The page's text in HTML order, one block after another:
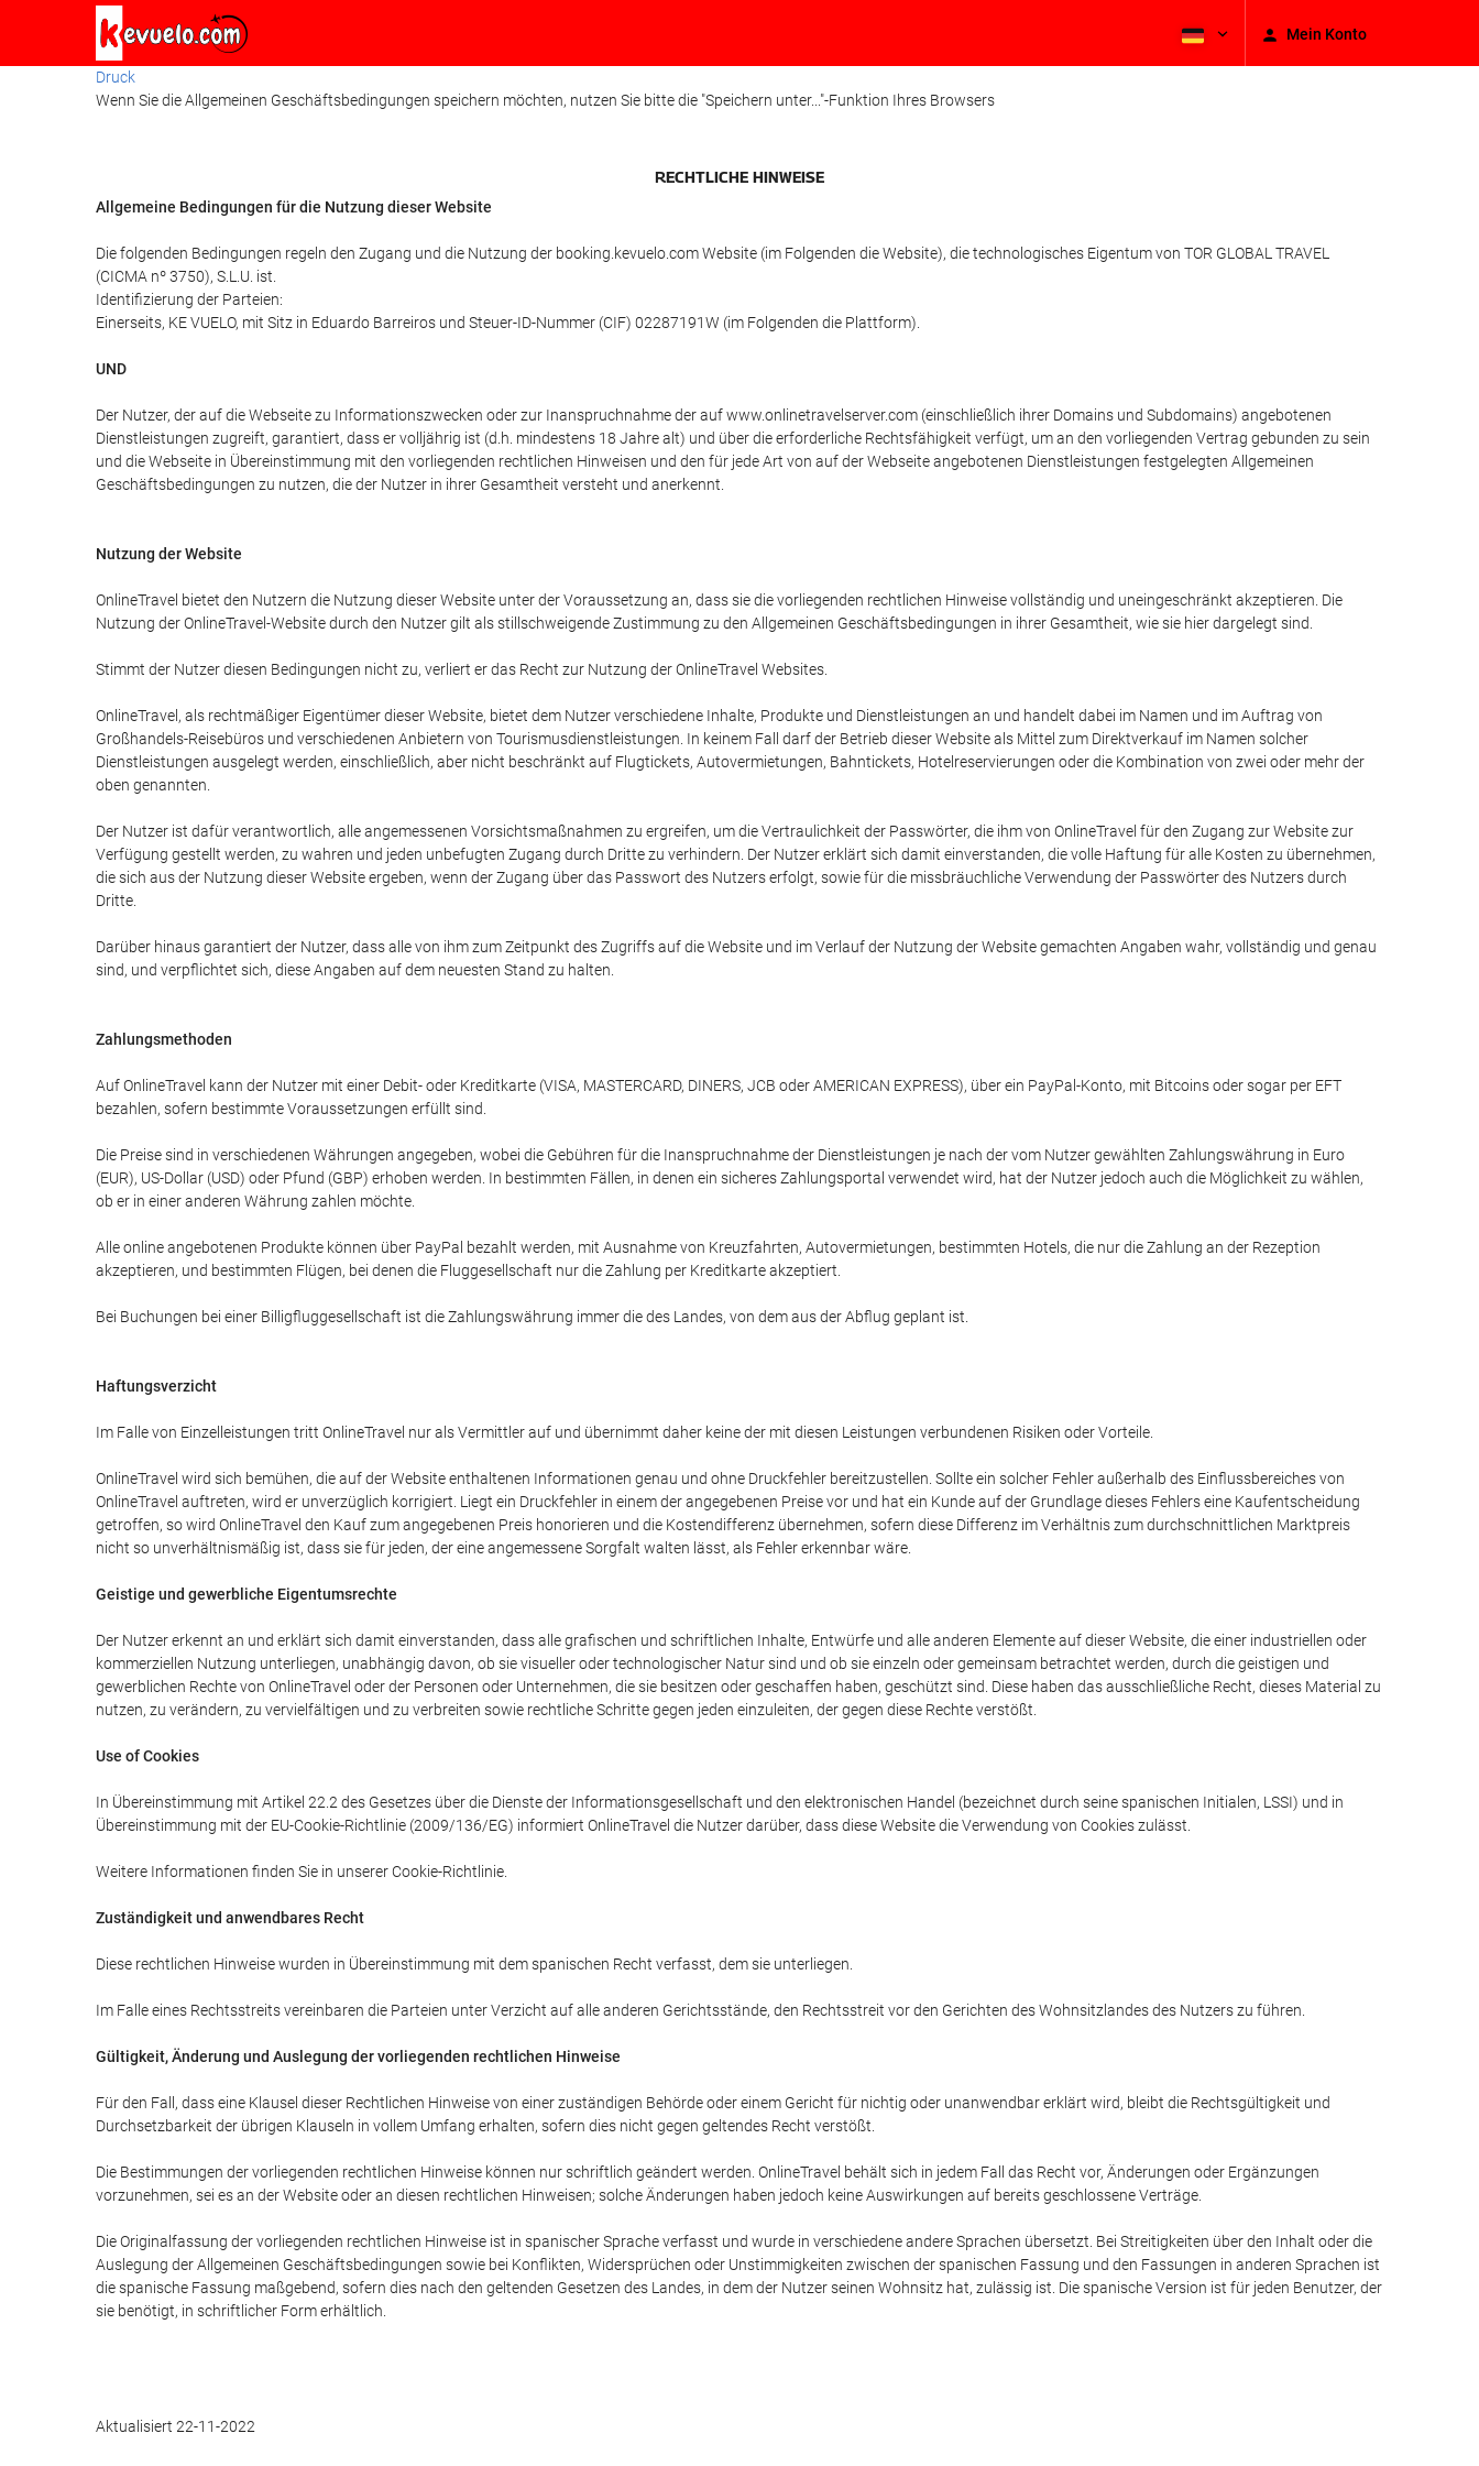
Mein Konto
Druck
Wenn Sie die Allgemeinen Geschäftsbedingungen speichern möchten, nutzen Sie bitte die "Speichern unter..."-Funktion Ihres Browsers
RECHTLICHE HINWEISE
Allgemeine Bedingungen für die Nutzung dieser Website
Die folgenden Bedingungen regeln den Zugang und die Nutzung der booking.kevuelo.com Website (im Folgenden die Website), die technologisches Eigentum von TOR GLOBAL TRAVEL
(CICMA nº 3750), S.L.U. ist.
Identifizierung der Parteien:
Einerseits, KE VUELO, mit Sitz in Eduardo Barreiros und Steuer-ID-Nummer (CIF) 02287191W (im Folgenden die Plattform).
UND
Der Nutzer, der auf die Webseite zu Informationszwecken oder zur Inanspruchnahme der auf www.onlinetravelserver.com (einschließlich ihrer Domains und Subdomains) angebotenen
Dienstleistungen zugreift, garantiert, dass er volljährig ist (d.h. mindestens 18 Jahre alt) und über die erforderliche Rechtsfähigkeit verfügt, um an den vorliegenden Vertrag gebunden zu sein
und die Webseite in Übereinstimmung mit den vorliegenden rechtlichen Hinweisen und den für jede Art von auf der Webseite angebotenen Dienstleistungen festgelegten Allgemeinen
Geschäftsbedingungen zu nutzen, die der Nutzer in ihrer Gesamtheit versteht und anerkennt.
Nutzung der Website
OnlineTravel bietet den Nutzern die Nutzung dieser Website unter der Voraussetzung an, dass sie die vorliegenden rechtlichen Hinweise vollständig und uneingeschränkt akzeptieren. Die
Nutzung der OnlineTravel-Website durch den Nutzer gilt als stillschweigende Zustimmung zu den Allgemeinen Geschäftsbedingungen in ihrer Gesamtheit, wie sie hier dargelegt sind.
Stimmt der Nutzer diesen Bedingungen nicht zu, verliert er das Recht zur Nutzung der OnlineTravel Websites.
OnlineTravel, als rechtmäßiger Eigentümer dieser Website, bietet dem Nutzer verschiedene Inhalte, Produkte und Dienstleistungen an und handelt dabei im Namen und im Auftrag von
Großhandels-Reisebüros und verschiedenen Anbietern von Tourismusdienstleistungen. In keinem Fall darf der Betrieb dieser Website als Mittel zum Direktverkauf im Namen solcher
Dienstleistungen ausgelegt werden, einschließlich, aber nicht beschränkt auf Flugtickets, Autovermietungen, Bahntickets, Hotelreservierungen oder die Kombination von zwei oder mehr der
oben genannten.
Der Nutzer ist dafür verantwortlich, alle angemessenen Vorsichtsmaßnahmen zu ergreifen, um die Vertraulichkeit der Passwörter, die ihm von OnlineTravel für den Zugang zur Website zur
Verfügung gestellt werden, zu wahren und jeden unbefugten Zugang durch Dritte zu verhindern. Der Nutzer erklärt sich damit einverstanden, die volle Haftung für alle Kosten zu übernehmen,
die sich aus der Nutzung dieser Website ergeben, wenn der Zugang über das Passwort des Nutzers erfolgt, sowie für die missbräuchliche Verwendung der Passwörter des Nutzers durch
Dritte.
Darüber hinaus garantiert der Nutzer, dass alle von ihm zum Zeitpunkt des Zugriffs auf die Website und im Verlauf der Nutzung der Website gemachten Angaben wahr, vollständig und genau
sind, und verpflichtet sich, diese Angaben auf dem neuesten Stand zu halten.
Zahlungsmethoden
Auf OnlineTravel kann der Nutzer mit einer Debit- oder Kreditkarte (VISA, MASTERCARD, DINERS, JCB oder AMERICAN EXPRESS), über ein PayPal-Konto, mit Bitcoins oder sogar per EFT
bezahlen, sofern bestimmte Voraussetzungen erfüllt sind.
Die Preise sind in verschiedenen Währungen angegeben, wobei die Gebühren für die Inanspruchnahme der Dienstleistungen je nach der vom Nutzer gewählten Zahlungswährung in Euro
(EUR), US-Dollar (USD) oder Pfund (GBP) erhoben werden. In bestimmten Fällen, in denen ein sicheres Zahlungsportal verwendet wird, hat der Nutzer jedoch auch die Möglichkeit zu wählen,
ob er in einer anderen Währung zahlen möchte.
Alle online angebotenen Produkte können über PayPal bezahlt werden, mit Ausnahme von Kreuzfahrten, Autovermietungen, bestimmten Hotels, die nur die Zahlung an der Rezeption
akzeptieren, und bestimmten Flügen, bei denen die Fluggesellschaft nur die Zahlung per Kreditkarte akzeptiert.
Bei Buchungen bei einer Billigfluggesellschaft ist die Zahlungswährung immer die des Landes, von dem aus der Abflug geplant ist.
Haftungsverzicht
Im Falle von Einzelleistungen tritt OnlineTravel nur als Vermittler auf und übernimmt daher keine der mit diesen Leistungen verbundenen Risiken oder Vorteile.
OnlineTravel wird sich bemühen, die auf der Website enthaltenen Informationen genau und ohne Druckfehler bereitzustellen. Sollte ein solcher Fehler außerhalb des Einflussbereiches von
OnlineTravel auftreten, wird er unverzüglich korrigiert. Liegt ein Druckfehler in einem der angegebenen Preise vor und hat ein Kunde auf der Grundlage dieses Fehlers eine Kaufentscheidung
getroffen, so wird OnlineTravel den Kauf zum angegebenen Preis honorieren und die Kostendifferenz übernehmen, sofern diese Differenz im Verhältnis zum durchschnittlichen Marktpreis
nicht so unverhältnismäßig ist, dass sie für jeden, der eine angemessene Sorgfalt walten lässt, als Fehler erkennbar wäre.
Geistige und gewerbliche Eigentumsrechte
Der Nutzer erkennt an und erklärt sich damit einverstanden, dass alle grafischen und schriftlichen Inhalte, Entwürfe und alle anderen Elemente auf dieser Website, die einer industriellen oder
kommerziellen Nutzung unterliegen, unabhängig davon, ob sie visueller oder technologischer Natur sind und ob sie einzeln oder gemeinsam betrachtet werden, durch die geistigen und
gewerblichen Rechte von OnlineTravel oder der Personen oder Unternehmen, die sie besitzen oder geschaffen haben, geschützt sind. Diese haben das ausschließliche Recht, dieses Material zu
nutzen, zu verändern, zu vervielfältigen und zu verbreiten sowie rechtliche Schritte gegen jeden einzuleiten, der gegen diese Rechte verstößt.
Use of Cookies
In Übereinstimmung mit Artikel 22.2 des Gesetzes über die Dienste der Informationsgesellschaft und den elektronischen Handel (bezeichnet durch seine spanischen Initialen, LSSI) und in
Übereinstimmung mit der EU-Cookie-Richtlinie (2009/136/EG) informiert OnlineTravel die Nutzer darüber, dass diese Website die Verwendung von Cookies zulässt.
Weitere Informationen finden Sie in unserer Cookie-Richtlinie.
Zuständigkeit und anwendbares Recht
Diese rechtlichen Hinweise wurden in Übereinstimmung mit dem spanischen Recht verfasst, dem sie unterliegen.
Im Falle eines Rechtsstreits vereinbaren die Parteien unter Verzicht auf alle anderen Gerichtsstände, den Rechtsstreit vor den Gerichten des Wohnsitzlandes des Nutzers zu führen.
Gültigkeit, Änderung und Auslegung der vorliegenden rechtlichen Hinweise
Für den Fall, dass eine Klausel dieser Rechtlichen Hinweise von einer zuständigen Behörde oder einem Gericht für nichtig oder unanwendbar erklärt wird, bleibt die Rechtsgültigkeit und
Durchsetzbarkeit der übrigen Klauseln in vollem Umfang erhalten, sofern dies nicht gegen geltendes Recht verstößt.
Die Bestimmungen der vorliegenden rechtlichen Hinweise können nur schriftlich geändert werden. OnlineTravel behält sich in jedem Fall das Recht vor, Änderungen oder Ergänzungen
vorzunehmen, sei es an der Website oder an diesen rechtlichen Hinweisen; solche Änderungen haben jedoch keine Auswirkungen auf bereits geschlossene Verträge.
Die Originalfassung der vorliegenden rechtlichen Hinweise ist in spanischer Sprache verfasst und wurde in verschiedene andere Sprachen übersetzt. Bei Streitigkeiten über den Inhalt oder die
Auslegung der Allgemeinen Geschäftsbedingungen sowie bei Konflikten, Widersprüchen oder Unstimmigkeiten zwischen der spanischen Fassung und den Fassungen in anderen Sprachen ist
die spanische Fassung maßgebend, sofern dies nach den geltenden Gesetzen des Landes, in dem der Nutzer seinen Wohnsitz hat, zulässig ist. Die spanische Version ist für jeden Benutzer, der
sie benötigt, in schriftlicher Form erhältlich.
Aktualisiert 22-11-2022